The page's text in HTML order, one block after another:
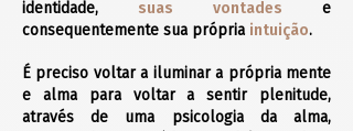
identidade, suas vontades
e
consequentemente sua própria intuição.
É preciso voltar a iluminar a própria mente
e alma para voltar a sentir plenitude,
através de uma psicologia da alma,